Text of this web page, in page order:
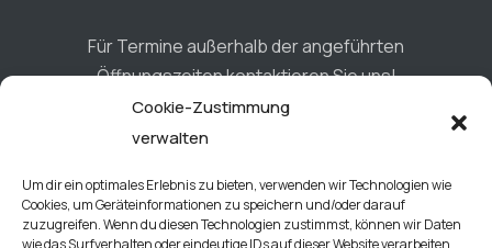
Cookie-Zustimmung
verwalten
Um dir ein optimales Erlebnis zu bieten, verwenden wir Technologien wie
Cookies, um Geräteinformationen zu speichern und/oder darauf
zuzugreifen. Wenn du diesen Technologien zustimmst, können wir Daten
wie das Surfverhalten oder eindeutige IDs auf dieser Website verarbeiten.
Für Termine außerhalb der angeführten
Öffnungszeiten kontaktieren Sie uns!